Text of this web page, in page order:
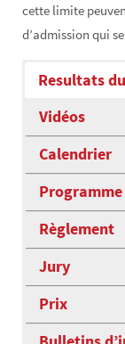
cette limite
d’admission qui
Resultats
Vidéos
Calendrier
Règlement
Jury
Prix